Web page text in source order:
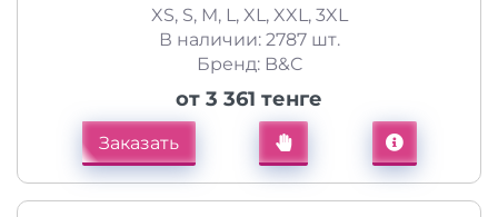
XS, S, M, L, XL, XXL, 3XL
В наличии: 2787 шт.
Бренд: B&C
от 3 361 тенге
Заказать